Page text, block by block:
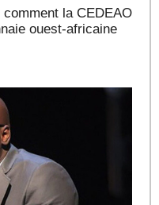
la CEDEAO
ouest-africaine